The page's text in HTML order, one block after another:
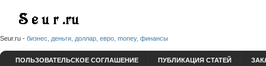
Seur.ru - бизнес, деньги, доллар, евро, money, финансы
ПОЛЬЗОВАТЕЛЬСКОЕ СОГЛАШЕНИЕ ПУБЛИКАЦИЯ СТАТЕЙ